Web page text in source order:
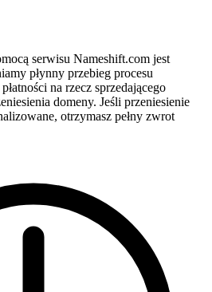
serwisu Nameshift.com jest
płynny przebieg procesu
na rzecz sprzedającego
domeny. Jeśli przeniesienie
otrzymasz pełny zwrot